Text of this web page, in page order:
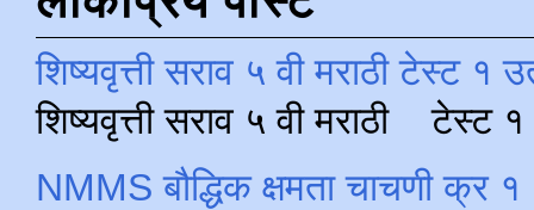
शिष्यवृत्ती सराव ५ वी मराठी टेस्ट १
शिष्यवृत्ती सराव ५ वी मराठी टेस्ट
NMMS बौद्धिक क्षमता चाचणी क्र